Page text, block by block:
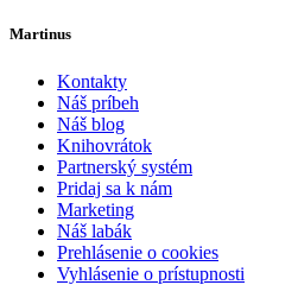
Martinus
Kontakty
Náš príbeh
Náš blog
Knihovrátok
Partnerský systém
Pridaj sa k nám
Marketing
Náš labák
Prehlásenie o cookies
Vyhlásenie o prístupnosti